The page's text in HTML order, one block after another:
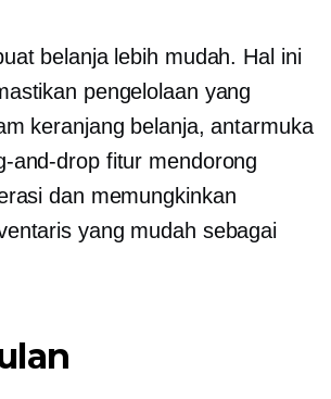
belanja lebih mudah. Hal ini
pengelolaan yang
keranjang belanja, antarmuka
and-dropfitur mendorong
dan memungkinkan
yang mudah sebagai